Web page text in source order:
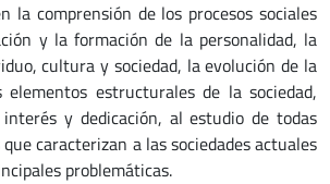
la comprensión de los procesos sociales
y la formación de la personalidad, la
cultura y sociedad, la evolución de la
estructurales de la sociedad,
y dedicación, al estudio de todas
caracterizan a las sociedades actuales
problemáticas.